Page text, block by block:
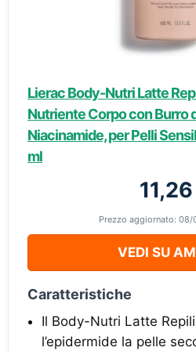
Lierac Body-Nutri Latte
Nutriente Corpo con Burro
Niacinamide, per Pelli
ml
Prezzo aggiornato: 08/
VEDI SU
Caratteristiche
Il Body-Nutri Latte
l’epidermide la pelle